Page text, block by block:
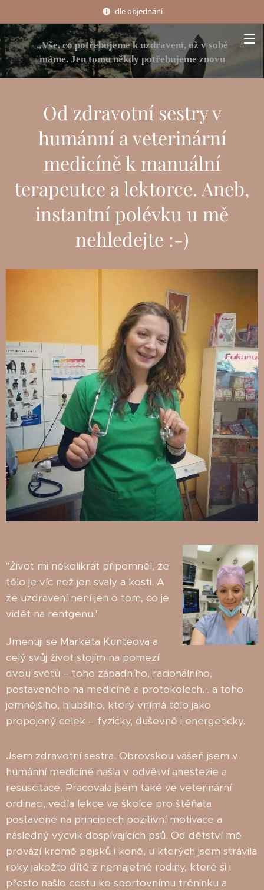
dle objednání
„Vše, co potřebujeme k uzdravení, už v sobě
máme. Jen tomu někdy potřebujeme znovu
porozumět a pomoci zase začít proudit.“
Od zdravotní sestry v
humánní a veterinární
medicíně k manuální
terapeutce a lektorce. Aneb,
instantní polévku u mě
nehledejte :-)
"Život mi několikrát připomněl, že
tělo je víc než jen svaly a kosti. A
že uzdravení není jen o tom, co je
vidět na rentgenu."
Jmenuji se Markéta Kunteová a
celý svůj život stojím na pomezí
dvou světů – toho západního, racionálního,
postaveného na medicíně a protokolech… a toho
jemnějšího, hlubšího, který vnímá tělo jako
propojený celek – fyzicky, duševně i energeticky.
Jsem zdravotní sestra. Obrovskou vášeň jsem v
humánní medicíně našla v odvětví anestezie a
resuscitace. Pracovala jsem také ve veterinární
ordinaci, vedla lekce ve školce pro štěňata
postavené na principech pozitivní motivace a
následný výcvik dospívajících psů. Od dětství mě
provází kromě pejsků i koně, u kterých jsem strávila
roky jakožto dítě z nemajetné rodiny, které si i
přesto našlo cestu ke sportovnímu tréninku a